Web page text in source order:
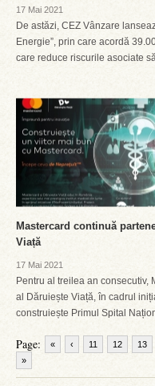
17 Mai 2021
De astăzi, CEZ Vânzare
Energie”, prin care acordă
care reduce riscurile asociate
Mastercard continuă
Viață
17 Mai 2021
Pentru al treilea an consecutiv,
al Dăruiește Viață, în cadrul
construiește Primul Spital
Page: « ‹ 11 12 13
»